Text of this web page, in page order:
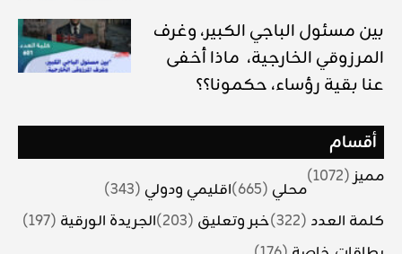
بين مسئول الباجي الكبير، وغرف
المرزوقي الخارجية، ماذا أخفى
عنا بقية رؤساء، حكمونا؟؟
أقسام
مميز(1072)
محلي (665) اقليمي ودولي (343)
كلمة العدد (322) خبر وتعليق (203) الجريدة الورقية (197)